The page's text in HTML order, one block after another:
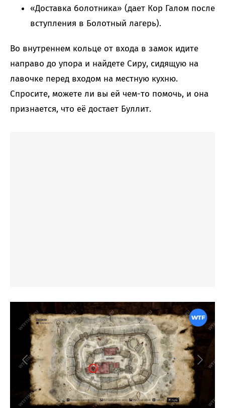
«Доставка болотника» (дает Кор Галом после
вступления в Болотный лагерь).
Во внутреннем кольце от входа в замок идите
направо до упора и найдете Сиру, сидящую на
лавочке перед входом на местную кухню.
Спросите, можете ли вы ей чем-то помочь, и она
признается, что её достает Буллит.